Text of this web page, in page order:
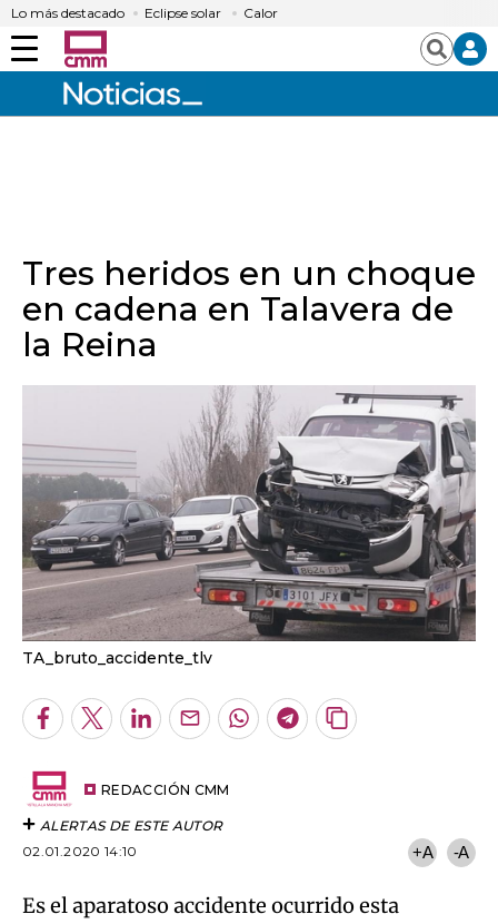
Lo más destacado Eclipse solar Calor
Menú Buscar
Tres heridos en un choque
en cadena en Talavera de
la Reina
TA_bruto_accidente_tlv
Facebook
TwitterLinkedInEnviarWhatsapp
Telegram
Copiar
REDACCIÓN CMM
ALERTAS DE ESTE AUTOR
02.01.2020 14:10
+A -A
Es el aparatoso accidente ocurrido esta